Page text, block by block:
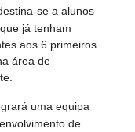
se a alunos
já tenham
aos 6 primeiros
área de
uma equipa
de